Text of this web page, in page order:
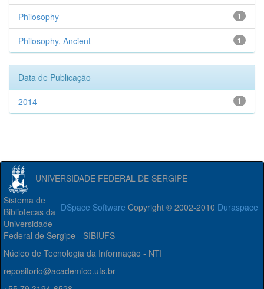
1
Philosophy
1
Philosophy, Ancient
Data de Publicação
1
2014
UNIVERSIDADE FEDERAL DE SERGIPE
DSpace Software Copyright © 2002-2010 Duraspace
Sistema de
Bibliotecas da
Universidade
Federal de Sergipe - SIBIUFS
Núcleo de Tecnologia da Informação - NTI
repositorio@academico.ufs.br